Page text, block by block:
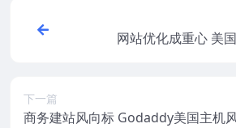
网站优化成重心 美
下一篇
商务建站风向标 Godaddy美国主机